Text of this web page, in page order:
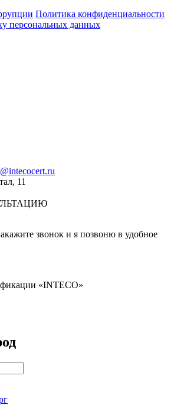
Политика конфиденциальности
персональных данных
11
звонок и я позвоню в удобное
«INTECO»